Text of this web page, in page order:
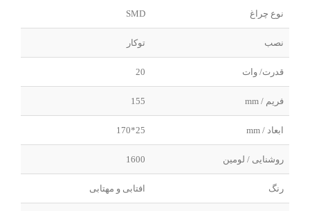
نوع چراغ SMD
نصب توکار
قدرت/ وات 20
فریم / mm 155
ابعاد / mm 25*170
روشنایی / لومین 1600
رنگ افتابی و مهتابی